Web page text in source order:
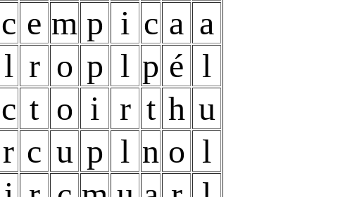
c e m p i c a a
l r o p l p é l
c t o i r t h u
r c u p l n o l